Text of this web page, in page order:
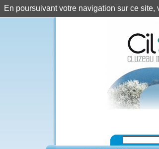
En poursuivant votre navigation sur ce